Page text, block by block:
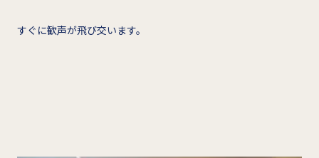
すぐに歓声が飛び交います。